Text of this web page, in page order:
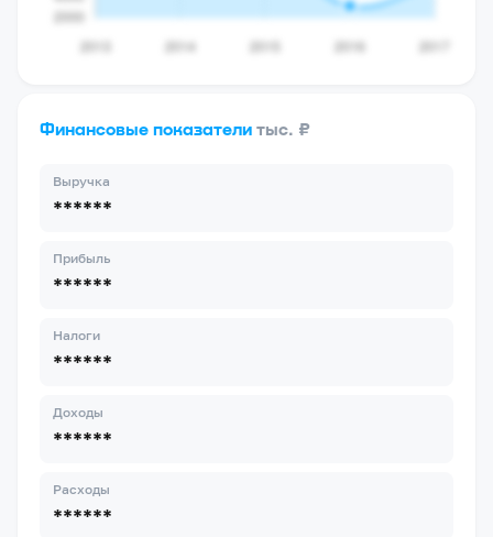
Финансовые показатели тыс. ₽
Выручка
******
Прибыль
******
Налоги
******
Доходы
******
Расходы
******